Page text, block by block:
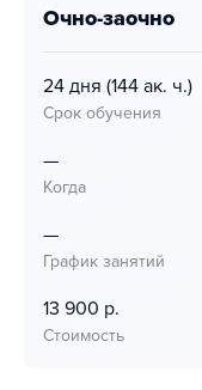
очно-заочно
24 дня (144 ак. ч.)
Срок обучения
—
Когда
—
График занятий
13 900 р.
Стоимость